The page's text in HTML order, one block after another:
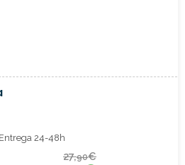
24-48h
27,90€